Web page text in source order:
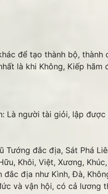
để tạo thành bộ, thành
là khi Không, Kiếp hãm
Là người tài giỏi, lập được
đắc địa, Sát Phá
Khôi, Việt, Xương,
địa như Kình, Đà,
và vận hội, có cả lương